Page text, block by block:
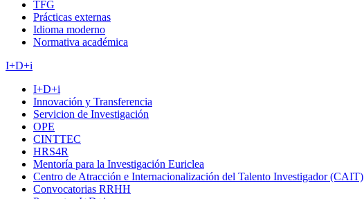
TFG
Prácticas externas
Idioma moderno
Normativa académica
I+D+i
I+D+i
Innovación y Transferencia
Servicion de Investigación
OPE
CINTTEC
HRS4R
Mentoría para la Investigación Euriclea
Centro de Atracción e Internacionalización del Talento Investigador (CAIT)
Convocatorias RRHH